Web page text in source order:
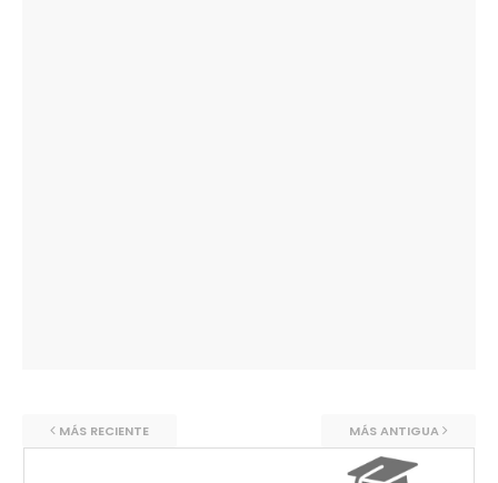
MÁS RECIENTE MÁS ANTIGUA